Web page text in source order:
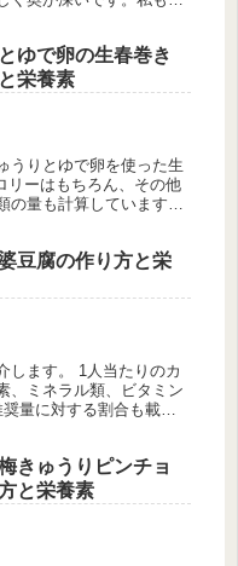
ゆで卵の生春巻き
栄養素
うりとゆで卵を使った生
リーはもちろん、その他
の量も計算しています。
豆腐の作り方と栄
します。 1人当たりのカ
、ミネラル類、ビタミン
量に対する割合も載せ
きゅうりピンチョ
と栄養素